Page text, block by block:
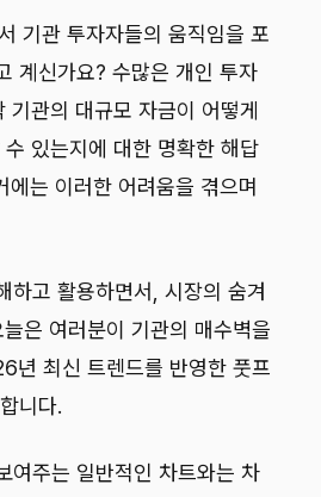
기관 투자자들의 움직임을 포
계신가요? 수많은 개인 투자
관의 대규모 자금이 어떻게
있는지에 대한 명확한 해답
는 이러한 어려움을 겪으며
하고 활용하면서, 시장의 숨겨
은 여러분이 기관의 매수벽을
년 최신 트렌드를 반영한 풋프
니다.
여주는 일반적인 차트와는 차